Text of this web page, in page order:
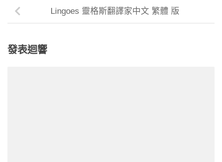
Lingoes 靈格斯翻譯家中文 繁體 版
發表迴響